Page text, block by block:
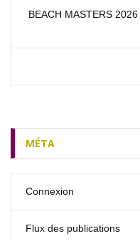
BEACH MASTERS
MÉTA
Connexion
Flux des publications